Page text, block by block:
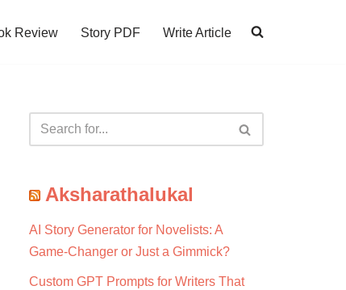
Review Story PDF Write Article
Aksharathalukal
AI Story Generator for Novelists: A
Game-Changer or Just a Gimmick?
Custom GPT Prompts for Writers That